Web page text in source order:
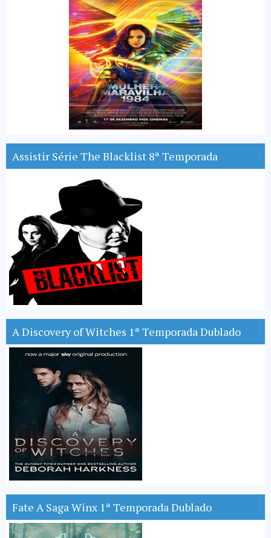
Assistir Série The Blacklist 8ª Temporada
A Discovery of Witches 1ª Temporada Dublado
Fate A Saga Winx 1ª Temporada Dublado